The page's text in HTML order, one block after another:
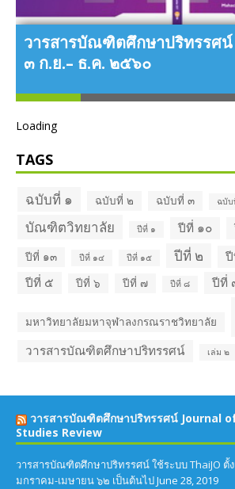
วารสารบัณฑิตศึกษาปริทรรศ
๓ ก.ย.– ธ.ค. ๒๕๖๐
Loading
TAGS
ฉบับที่ ๑ ฉบับที่ ๒ ฉบับที่ ๓ ฉบับ
บัณฑิตวิทยาลัย ปีที่ ๑ ปีที่ ๑๐
ปีที่ ๑๓
ปีที่ ๑๔ ปีที่ ๑๕ ปีที่ ๒
ปีที่ ๕ ปีที่ ๖ ปีที่ ๗ ปีที่ ๘ ปีที่
มหาวิทยาลัยมหาจุฬาลงกรณราชวิทยาลัย
วารสารบัณฑิตศึกษาปริทรรศน์ เล่ม ๒
วารสารบัณฑิตศึกษาปริทรรศน์ Journal
Studies Review
วารสารบัณฑิตศึกษาปริทรรศน์ ใช้ระบบ ThaiJO
มกราคม-เมษายน ๖๒ เป็นต้นไปJune 28, 2019